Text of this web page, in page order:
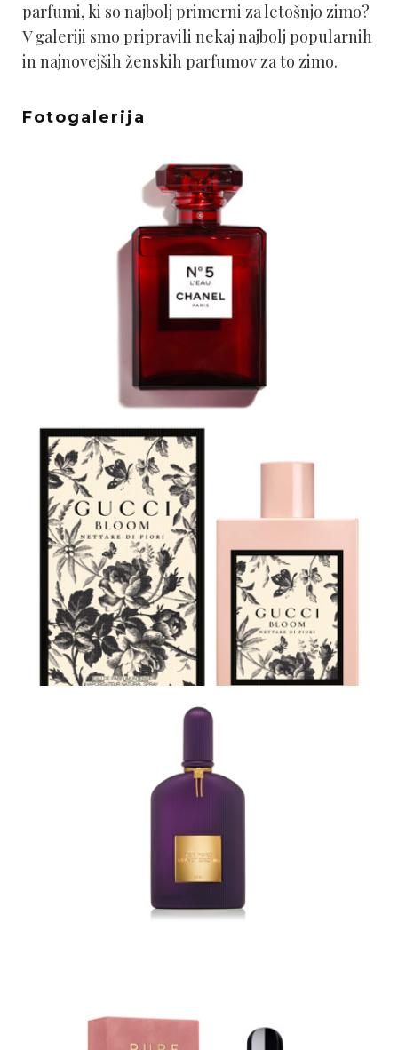
parfumi, ki so najbolj primerni za letošnjo zimo?
V galeriji smo pripravili nekaj najbolj popularnih
in najnovejših ženskih parfumov za to zimo.
Fotogalerija